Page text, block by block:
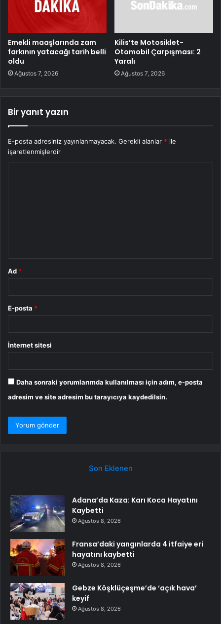
Emekli maaşlarında zam
farkının yatacağı tarih belli
oldu
Ağustos 7, 2026
Kilis’te Motosiklet-
Otomobil Çarpışması: 2
Yaralı
Ağustos 7, 2026
Bir yanıt yazın
E-posta adresiniz yayınlanmayacak. Gerekli alanlar * ile
işaretlenmişlerdir
Ad *
E-posta *
İnternet sitesi
Daha sonraki yorumlarımda kullanılması için adım, e-posta
adresim ve site adresim bu tarayıcıya kaydedilsin.
Son Eklenen
Adana’da Kaza: Karı Koca Hayatını
Kaybetti
Ağustos 8, 2026
Fransa’daki yangınlarda 4 itfaiye eri
hayatını kaybetti
Ağustos 8, 2026
Gebze Köşklüçeşme’de ‘açık hava’
keyif
Ağustos 8, 2026